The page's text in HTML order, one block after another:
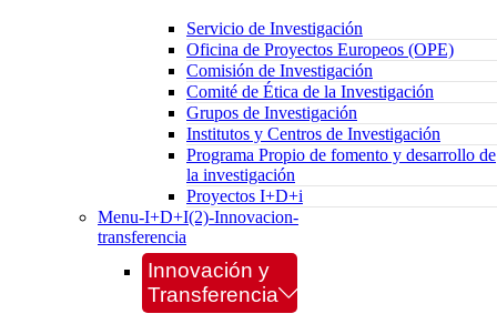
Servicio de Investigación
Oficina de Proyectos Europeos (OPE)
Comisión de Investigación
Comité de Ética de la Investigación
Grupos de Investigación
Institutos y Centros de Investigación
Programa Propio de fomento y desarrollo de
la investigación
Proyectos I+D+i
Menu-I+D+I(2)-Innovacion-
transferencia
Innovación y
Transferencia